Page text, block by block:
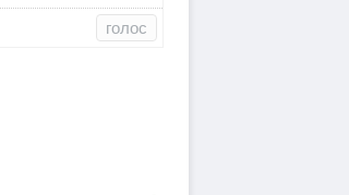
голос